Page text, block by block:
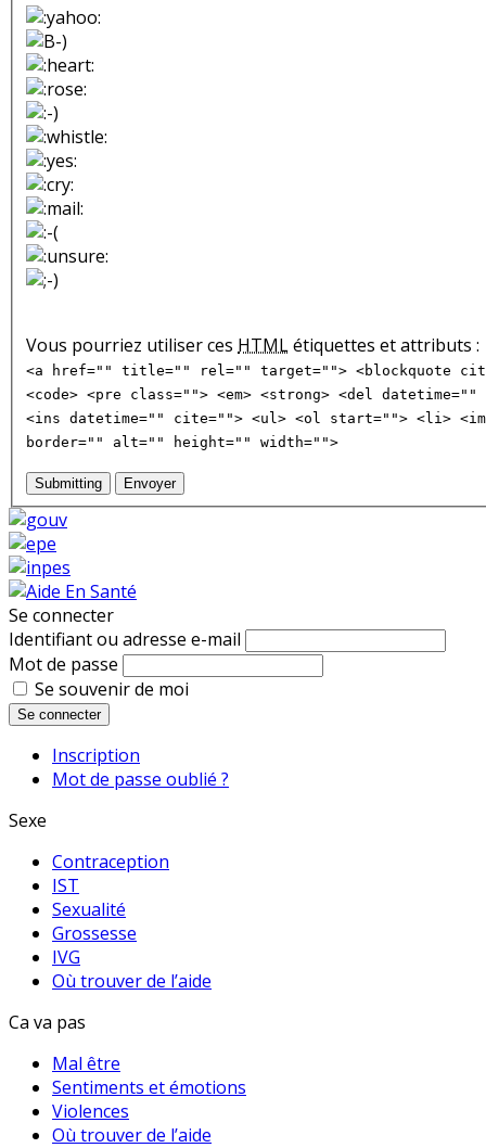
Vous pourriez utiliser ces HTMLétiquettes et attributs :
<a href="" title="" rel="" target=""> <blockquote
<code> <pre class=""> <em> <strong> <del
<ins datetime="" cite=""> <ul> <ol start=""> <li>
border="" alt="" height="" width="">
Submitting Envoyer
Se connecter
Identifiant ou adresse e-mail
Mot de passe
Se souvenir de moi
Se connecter
Inscription
Mot de passe oublié ?
Sexe
Contraception
IST
Sexualité
Grossesse
IVG
Où trouver de l’aide
Ca va pas
Mal être
Sentiments et émotions
Violences
Où trouver de l’aide